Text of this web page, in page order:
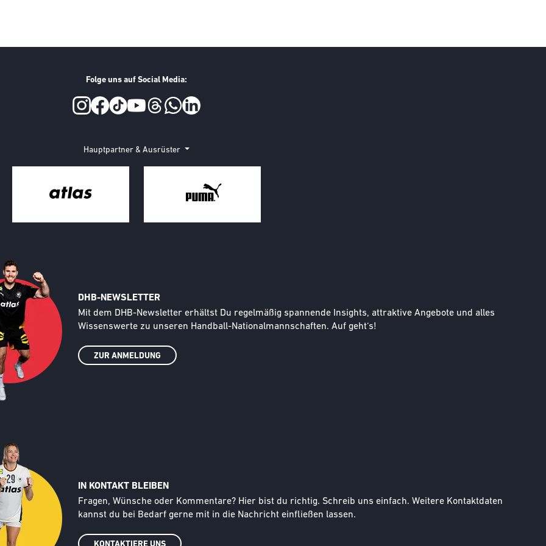
Folge uns auf Social Media:
Hauptpartner & Ausrüster
DHB-NEWSLETTER
Text
Mit dem DHB-Newsletter erhältst Du regelmäßig spannende Insights, attraktive Angebote und alles
Wissenswerte zu unseren Handball-Nationalmannschaften. Auf geht‘s!
ZUR ANMELDUNG
IN KONTAKT BLEIBEN
Text
Fragen, Wünsche oder Kommentare? Hier bist du richtig. Schreib uns einfach. Weitere Kontaktdaten
kannst du bei Bedarf gerne mit in die Nachricht einfließen lassen.